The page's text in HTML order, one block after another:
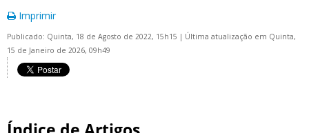
Imprimir
Publicado: Quinta, 18 de Agosto de 2022, 15h15 | Última atualização em Quinta,
15 de Janeiro de 2026, 09h49